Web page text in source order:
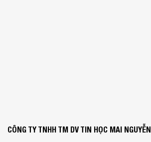
CÔNG TY TNHH TM DV TIN HỌC MAI NGUYỄN